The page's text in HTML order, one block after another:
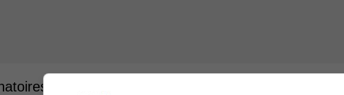
il a enregistré deux buts, une mention d'aide et